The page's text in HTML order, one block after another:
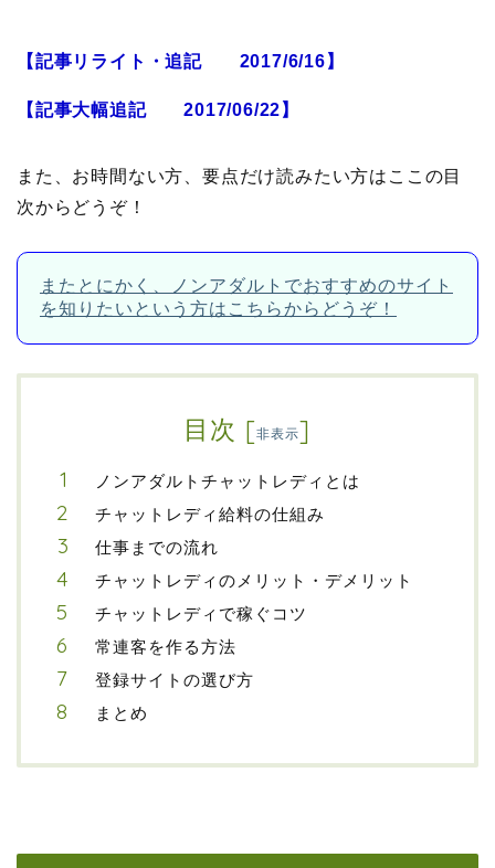
【記事リライト・追記 2017/6/16】
【記事大幅追記 2017/06/22】
また、お時間ない方、要点だけ読みたい方はここの目
次からどうぞ！
またとにかく、ノンアダルトでおすすめのサイト
を知りたいという方はこちらからどうぞ！
目次 [非表示]
ノンアダルトチャットレディとは
チャットレディ給料の仕組み
仕事までの流れ
チャットレディのメリット・デメリット
チャットレディで稼ぐコツ
常連客を作る方法
登録サイトの選び方
まとめ